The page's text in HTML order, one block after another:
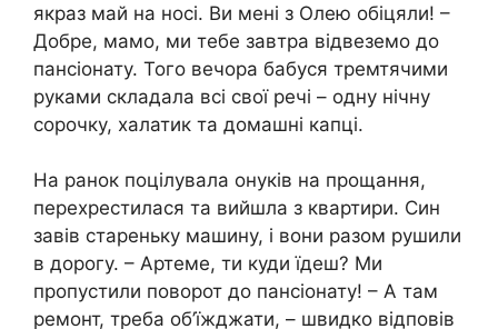
якраз май на носі. Ви мені з Олею обіцяли! –
Добре, мамо, ми тебе завтра відвеземо до
пансіонату. Того вечора бабуся тремтячими
руками складала всі свої речі – одну нічну
сорочку, халатик та домашні капці.
На ранок поцілувала онуків на прощання,
перехрестилася та вийшла з квартири. Син
завів стареньку машину, і вони разом рушили
в дорогу. – Артеме, ти куди їдеш? Ми
пропустили поворот до пансіонату! – А там
ремонт, треба об’їжджати, – швидко відповів